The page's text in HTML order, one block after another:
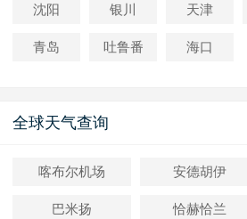
沈阳 银川 天津
青岛 吐鲁番 海口
全球天气查询
喀布尔机场 安德胡伊
巴米扬 恰赫恰兰